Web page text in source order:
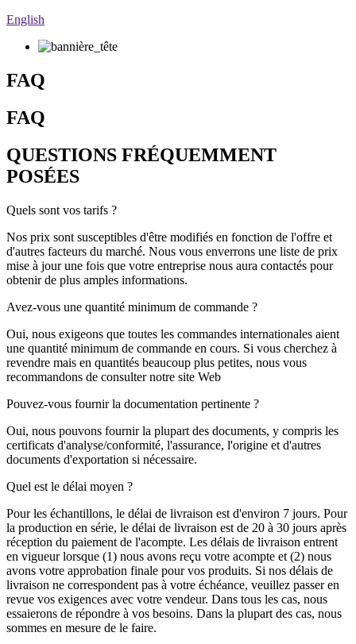
English
FAQ
FAQ
QUESTIONS FRÉQUEMMENT
POSÉES
Quels sont vos tarifs ?
Nos prix sont susceptibles d'être modifiés en fonction de l'offre et
d'autres facteurs du marché. Nous vous enverrons une liste de prix
mise à jour une fois que votre entreprise nous aura contactés pour
obtenir de plus amples informations.
Avez-vous une quantité minimum de commande ?
Oui, nous exigeons que toutes les commandes internationales aient
une quantité minimum de commande en cours. Si vous cherchez à
revendre mais en quantités beaucoup plus petites, nous vous
recommandons de consulter notre site Web
Pouvez-vous fournir la documentation pertinente ?
Oui, nous pouvons fournir la plupart des documents, y compris les
certificats d'analyse/conformité, l'assurance, l'origine et d'autres
documents d'exportation si nécessaire.
Quel est le délai moyen ?
Pour les échantillons, le délai de livraison est d'environ 7 jours. Pour
la production en série, le délai de livraison est de 20 à 30 jours après
réception du paiement de l'acompte. Les délais de livraison entrent
en vigueur lorsque (1) nous avons reçu votre acompte et (2) nous
avons votre approbation finale pour vos produits. Si nos délais de
livraison ne correspondent pas à votre échéance, veuillez passer en
revue vos exigences avec votre vendeur. Dans tous les cas, nous
essaierons de répondre à vos besoins. Dans la plupart des cas, nous
sommes en mesure de le faire.